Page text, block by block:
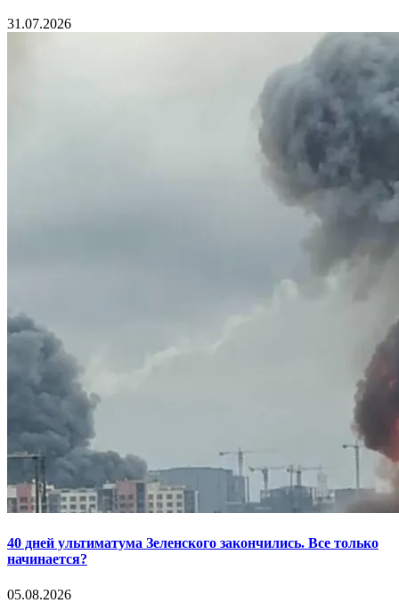
31.07.2026
40 дней ультиматума Зеленского закончились. Все только
начинается?
05.08.2026